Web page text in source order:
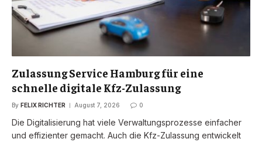
Zulassung Service Hamburg für eine
schnelle digitale Kfz-Zulassung
By FELIX RICHTER August 7, 2026 0
Die Digitalisierung hat viele Verwaltungsprozesse einfacher
und effizienter gemacht. Auch die Kfz-Zulassung entwickelt